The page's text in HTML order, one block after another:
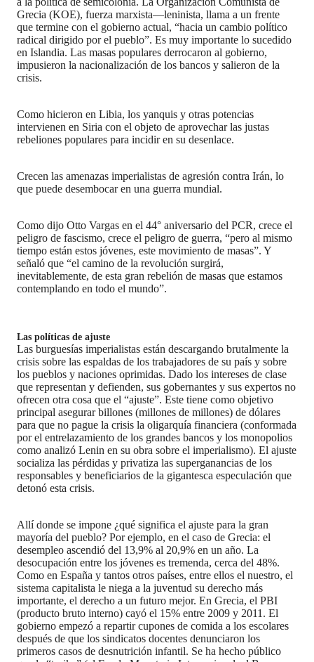
Grecia (KOE), fuerza marxista—leninista, llama a un frente
que termine con el gobierno actual, “hacia un cambio político
radical dirigido por el pueblo”. Es muy importante lo sucedido
en Islandia. Las masas populares derrocaron al gobierno,
impusieron la nacionalización de los bancos y salieron de la
crisis.
Como hicieron en Libia, los yanquis y otras potencias
intervienen en Siria con el objeto de aprovechar las justas
rebeliones populares para incidir en su desenlace.
Crecen las amenazas imperialistas de agresión contra Irán, lo
que puede desembocar en una guerra mundial.
Como dijo Otto Vargas en el 44° aniversario del PCR, crece el
peligro de fascismo, crece el peligro de guerra, “pero al mismo
tiempo están estos jóvenes, este movimiento de masas”. Y
señaló que “el camino de la revolución surgirá,
inevitablemente, de esta gran rebelión de masas que estamos
contemplando en todo el mundo”.
Las políticas de ajuste
Las burguesías imperialistas están descargando brutalmente la
crisis sobre las espaldas de los trabajadores de su país y sobre
los pueblos y naciones oprimidas. Dado los intereses de clase
que representan y defienden, sus gobernantes y sus expertos no
ofrecen otra cosa que el “ajuste”. Este tiene como objetivo
principal asegurar billones (millones de millones) de dólares
para que no pague la crisis la oligarquía financiera (conformada
por el entrelazamiento de los grandes bancos y los monopolios
como analizó Lenin en su obra sobre el imperialismo). El ajuste
socializa las pérdidas y privatiza las superganancias de los
responsables y beneficiarios de la gigantesca especulación que
detonó esta crisis.
Allí donde se impone ¿qué significa el ajuste para la gran
mayoría del pueblo? Por ejemplo, en el caso de Grecia: el
desempleo ascendió del 13,9% al 20,9% en un año. La
desocupación entre los jóvenes es tremenda, cerca del 48%.
Como en España y tantos otros países, entre ellos el nuestro, el
sistema capitalista le niega a la juventud su derecho más
importante, el derecho a un futuro mejor. En Grecia, el PBI
(producto bruto interno) cayó el 15% entre 2009 y 2011. El
gobierno empezó a repartir cupones de comida a los escolares
después de que los sindicatos docentes denunciaron los
primeros casos de desnutrición infantil. Se ha hecho público